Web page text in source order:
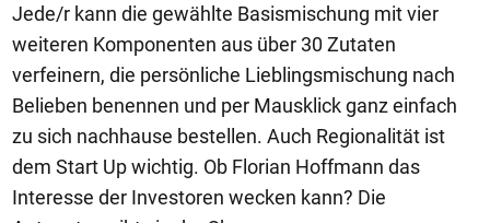
Jede/r kann die gewählte Basismischung mit vier
weiteren Komponenten aus über 30 Zutaten
verfeinern, die persönliche Lieblingsmischung nach
Belieben benennen und per Mausklick ganz einfach
zu sich nachhause bestellen. Auch Regionalität ist
dem Start Up wichtig. Ob Florian Hoffmann das
Interesse der Investoren wecken kann? Die